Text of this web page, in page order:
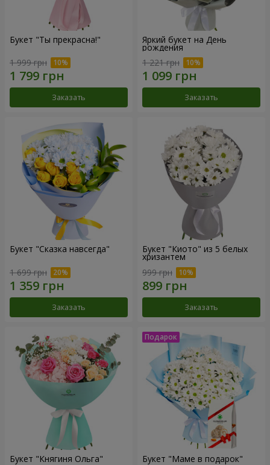
Букет "Ты прекрасна!"
1 999 грн
Заказать
Яркий букет на День
рождения
1 221 грн
Заказать
Букет "Сказка навсегда"
1 699 грн
Заказать
Букет "Киото" из 5 белых
хризантем
999 грн
Заказать
Букет "Княгиня Ольга" Букет "Маме в подарок"